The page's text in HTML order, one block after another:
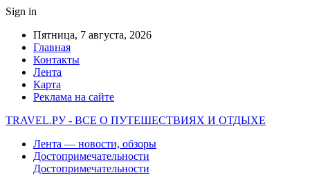
Sign in
Пятница, 7 августа, 2026
Главная
Контакты
Лента
Карта
Реклама на сайте
TRAVEL.РУ - ВСЕ О ПУТЕШЕСТВИЯХ И ОТДЫХЕ
Лента — новости, обзоры
Достопримечательности
Достопримечательности